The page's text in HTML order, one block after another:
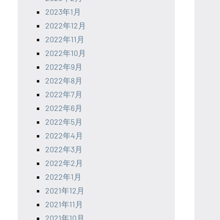
2023年1月
2022年12月
2022年11月
2022年10月
2022年9月
2022年8月
2022年7月
2022年6月
2022年5月
2022年4月
2022年3月
2022年2月
2022年1月
2021年12月
2021年11月
2021年10月